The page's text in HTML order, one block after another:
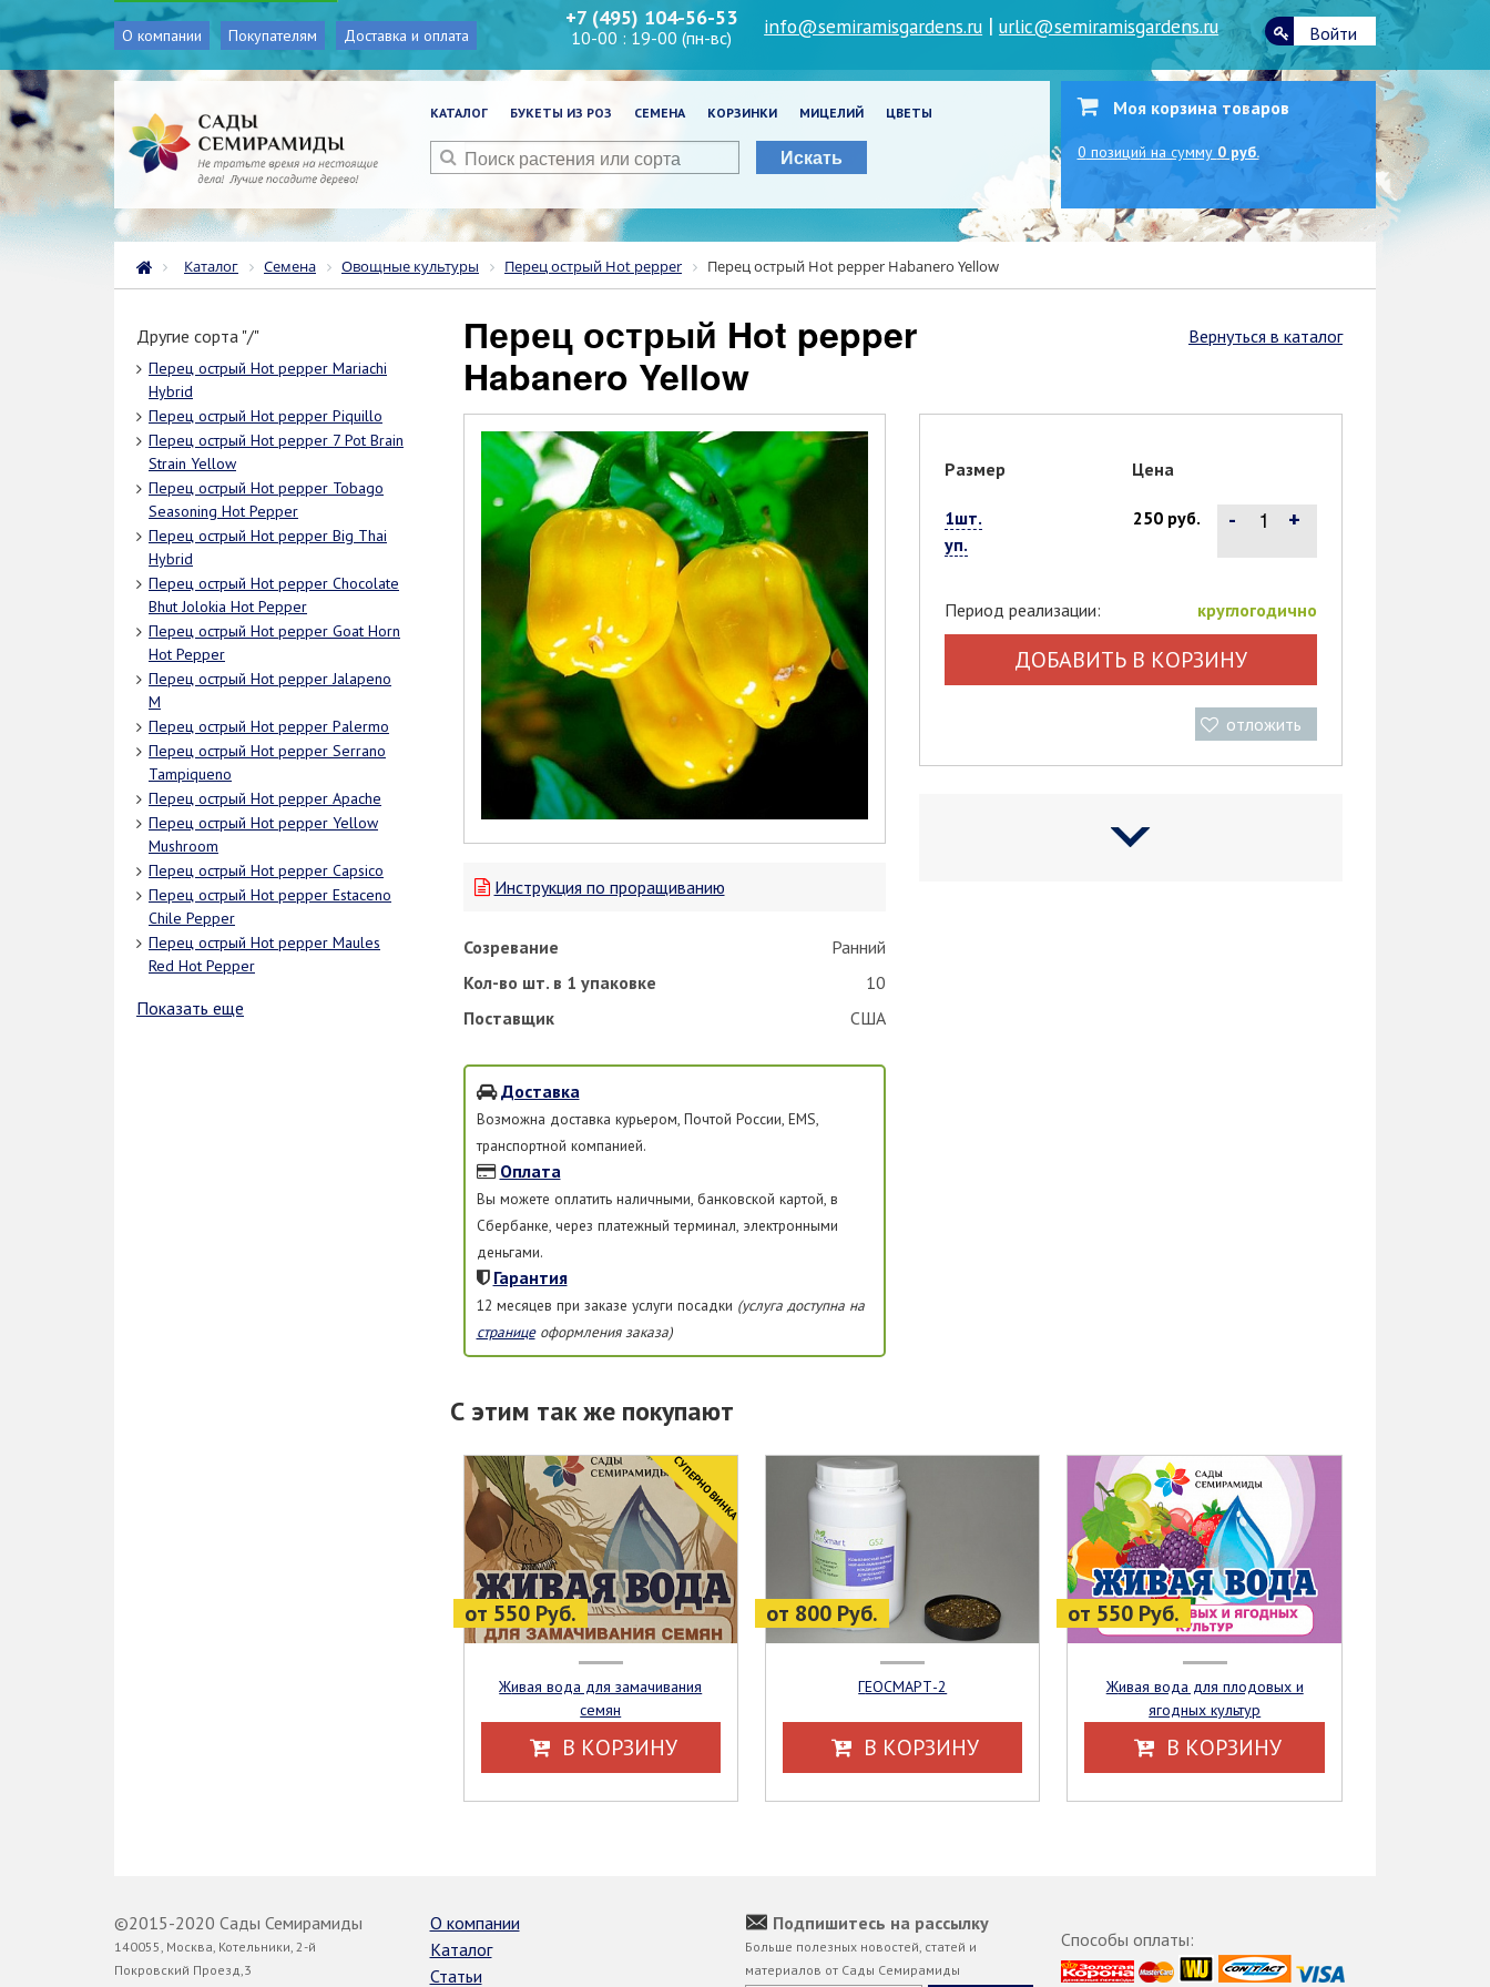
О компании Покупателям Доставка и оплата
+7 (495) 104-56-53
10-00 : 19-00 (пн-вс) info@semiramisgardens.ru |urlic@semiramisgardens.ru Войти
КАТАЛОГ БУКЕТЫ ИЗ РОЗ СЕМЕНА КОРЗИНКИ МИЦЕЛИЙ ЦВЕТЫ
Искать
Моя корзина товаров
0 позиций на сумму 0 руб.
Каталог Семена Овощные культуры Перец острый Hot pepper Перец острый Hot pepper Habanero Yellow
Другие сорта "/"
Перец острый Hot pepper Mariachi
Hybrid
Перец острый Hot pepper Piquillo
Перец острый Hot pepper 7 Pot Brain
Strain Yellow
Перец острый Hot pepper Tobago
Seasoning Hot Pepper
Перец острый Hot pepper Big Thai
Hybrid
Перец острый Hot pepper Chocolate
Bhut Jolokia Hot Pepper
Перец острый Hot pepper Goat Horn
Hot Pepper
Перец острый Hot pepper Jalapeno
M
Перец острый Hot pepper Palermo
Перец острый Hot pepper Serrano
Tampiqueno
Перец острый Hot pepper Apache
Перец острый Hot pepper Yellow
Mushroom
Перец острый Hot pepper Capsico
Перец острый Hot pepper Estaceno
Chile Pepper
Перец острый Hot pepper Maules
Red Hot Pepper
Показать еще
Вернуться в каталог
Перец острый Hot pepper
Habanero Yellow
Инструкция по проращиванию
Созревание
Ранний
Кол-во шт. в 1 упаковке
10
Поставщик
США
Доставка
Возможна доставка курьером, Почтой России, EMS,
транспортной компанией.
Оплата
Вы можете оплатить наличными, банковской картой, в
Сбербанке, через платежный терминал, электронными
деньгами.
Гарантия
12 месяцев при заказе услуги посадки (услуга доступна на
страницеоформления заказа)
Размер Цена
1шт.
уп.
250 руб. - +
Период реализации: круглогодично
ДОБАВИТЬ В КОРЗИНУ
отложить
С этим так же покупают
от 550 Руб.
CУПЕРНОВИНКА
Живая вода для замачивания
семян
В КОРЗИНУ
от 800 Руб.
ГЕОСМАРТ-2
В КОРЗИНУ
от 550 Руб.
Живая вода для плодовых и
ягодных культур
В КОРЗИНУ
©2015-2020 Сады Семирамиды
140055, Москва, Котельники, 2-й
Покровский Проезд,3
О компании
Каталог
Статьи
Подпишитесь на рассылку
Больше полезных новостей, статей и
материалов от Сады Семирамиды
Способы оплаты: